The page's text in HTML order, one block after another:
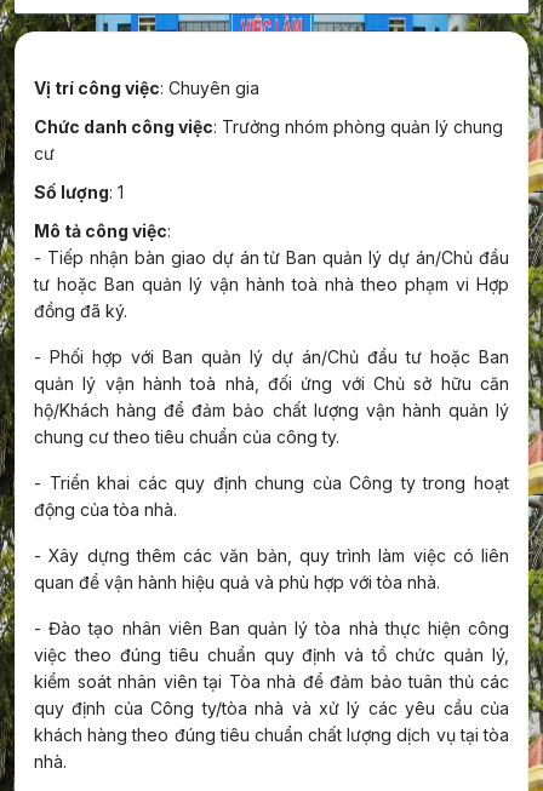
Vị trí công việc: Chuyên gia
Chức danh công việc: Trưởng nhóm phòng quản lý chung
cư
Số lượng: 1
Mô tả công việc:
- Tiếp nhận bàn giao dự án từ Ban quản lý dự án/Chủ đầu
tư hoặc Ban quản lý vận hành toà nhà theo phạm vi Hợp
đồng đã ký.
- Phối hợp với Ban quản lý dự án/Chủ đầu tư hoặc Ban
quản lý vận hành toà nhà, đối ứng với Chủ sở hữu căn
hộ/Khách hàng để đảm bảo chất lượng vận hành quản lý
chung cư theo tiêu chuẩn của công ty.
- Triển khai các quy định chung của Công ty trong hoạt
động của tòa nhà.
- Xây dựng thêm các văn bản, quy trình làm việc có liên
quan để vận hành hiệu quả và phù hợp với tòa nhà.
- Đào tạo nhân viên Ban quản lý tòa nhà thực hiện công
việc theo đúng tiêu chuẩn quy định và tổ chức quản lý,
kiểm soát nhân viên tại Tòa nhà để đảm bảo tuân thủ các
quy định của Công ty/tòa nhà và xử lý các yêu cầu của
khách hàng theo đúng tiêu chuẩn chất lượng dịch vụ tại tòa
nhà.